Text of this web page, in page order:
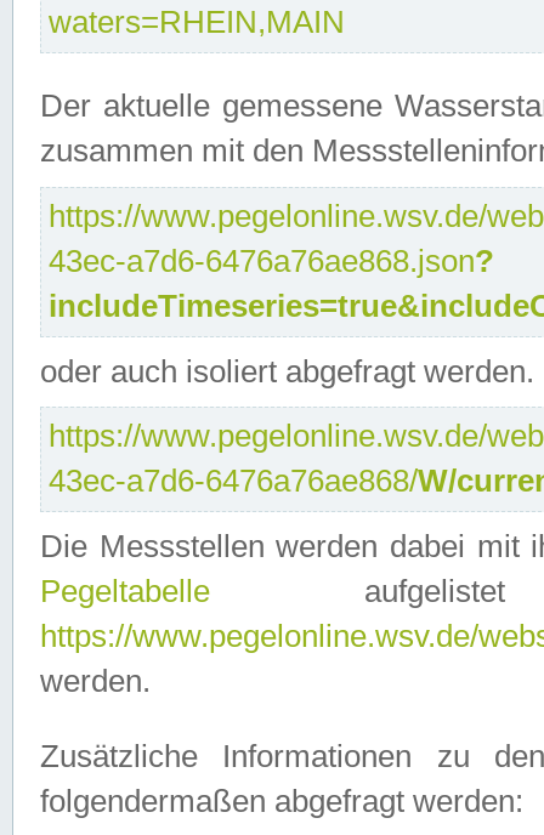
waters=RHEIN,MAIN
Der aktuelle gemessene
zusammen mit den
https://www.pegelonline.wsv.de/
43ec-a7d6-6476a76ae868.json?
oder auch isoliert abgefragt werden.
https://www.pegelonline.wsv.de/
43ec-a7d6-6476a76ae868/W/
Die Messstellen werden dabei mit
Pegeltabelle
https://www.pegelonline.wsv.de/
werden.
Zusätzliche Informationen zu
folgendermaßen abgefragt werden: